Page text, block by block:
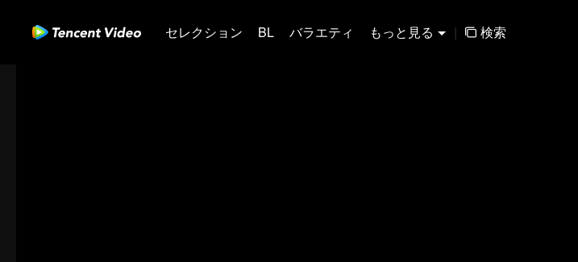
セレクション BL バラエティ もっと見る | 検索